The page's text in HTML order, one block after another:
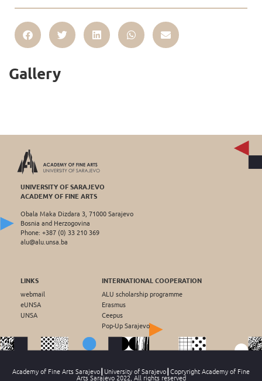
Gallery
UNIVERSITY OF SARAJEVO
ACADEMY OF FINE ARTS
Obala Maka Dizdara 3, 71000 Sarajevo
Bosnia and Herzogovina
Phone: +387 (0) 33 210 369
alu@alu.unsa.ba
LINKS
webmail
eUNSA
UNSA
INTERNATIONAL COOPERATION
ALU scholarship programme
Erasmus
Ceepus
Pop-Up Sarajevo
Academy of Fine Arts Sarajevo┃University of Sarajevo┃Copryright Academy of Fine
Arts Sarajevo 2022, All rights reserved